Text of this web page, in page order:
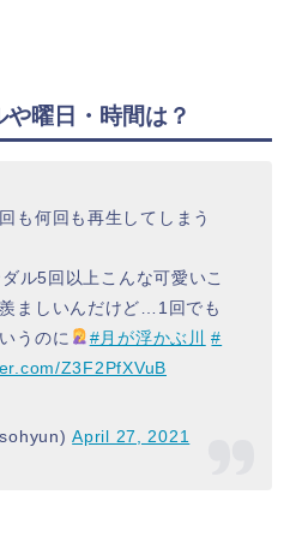
曜日・時間は？
も何回も再生してしまう
ル5回以上こんな可愛いこ
ましいんだけど…1回でも
うのに
#月が浮かぶ川
#
Z3F2PfXVuB
April 27, 2021